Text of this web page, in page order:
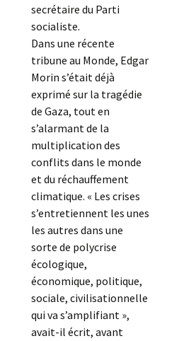
secrétaire du Parti
socialiste.
Dans une récente
tribune au Monde, Edgar
Morin s’était déjà
exprimé sur la tragédie
de Gaza, tout en
s’alarmant de la
multiplication des
conflits dans le monde
et du réchauffement
climatique. « Les crises
s’entretiennent les unes
les autres dans une
sorte de polycrise
écologique,
économique, politique,
sociale, civilisationnelle
qui va s’amplifiant »,
avait-il écrit, avant